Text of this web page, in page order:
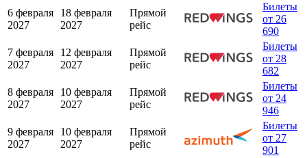
6 февраля
2027
18 февраля
2027
Прямой
рейс
Билеты
от 26
690
7 февраля
2027
12 февраля
2027
Прямой
рейс
Билеты
от 28
682
8 февраля
2027
10 февраля
2027
Прямой
рейс
Билеты
от 24
946
9 февраля
2027
10 февраля
2027
Прямой
рейс
Билеты
от 27
901